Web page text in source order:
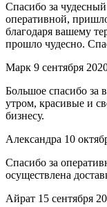
Спасибо за
оперативной,
благодаря вашему
прошло чудесно.
Марк 9 сентября
Большое спасибо за
утром, красивые и
бизнесу.
Александра 10
Спасибо за
осуществлена
Айрат 15 сентября